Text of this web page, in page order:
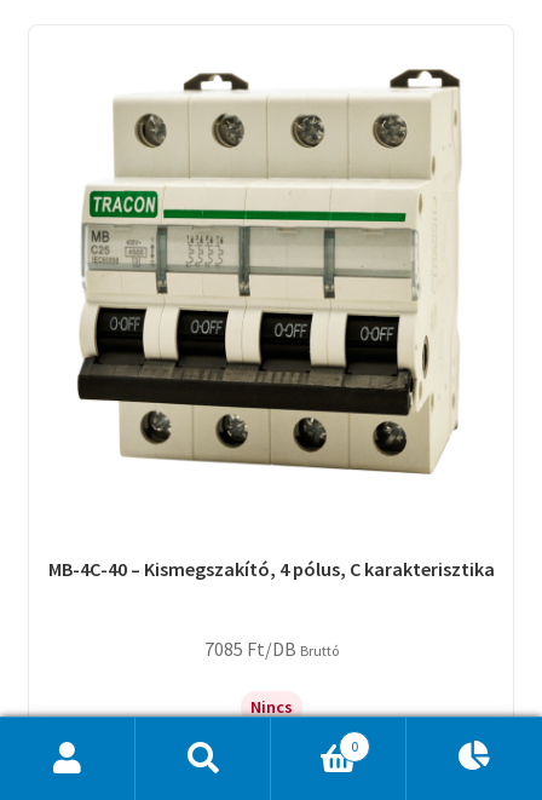
MB-4C-40 – Kismegszakító, 4 pólus, C karakterisztika
7085 Ft/DB Bruttó
Nincs
Ajánlatkéréshez adom
0
Ajánlatkosár 0